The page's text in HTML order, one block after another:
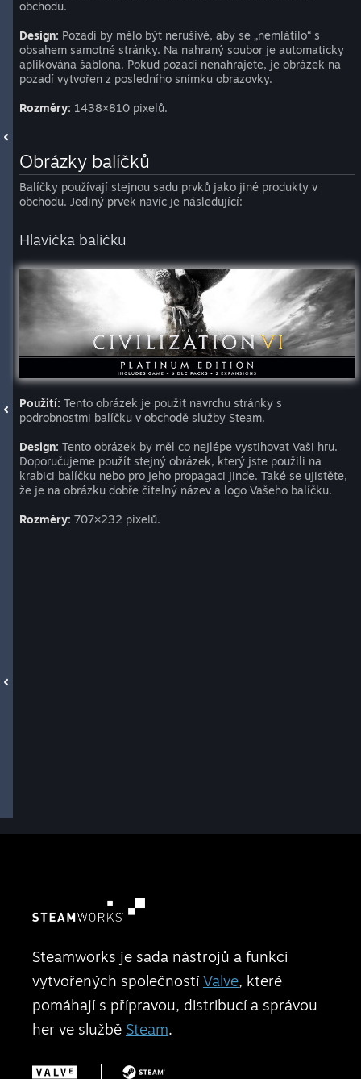
obchodu.
Design: Pozadí by mělo být nerušivé, aby se „nemlátilo“ s
obsahem samotné stránky. Na nahraný soubor je automaticky
aplikována šablona. Pokud pozadí nenahrajete, je obrázek na
pozadí vytvořen z posledního snímku obrazovky.
Rozměry: 1438×810 pixelů.
Obrázky balíčků
Balíčky používají stejnou sadu prvků jako jiné produkty v
obchodu. Jediný prvek navíc je následující:
Hlavička balíčku
Použití: Tento obrázek je použit navrchu stránky s
podrobnostmi balíčku v obchodě služby Steam.
Design: Tento obrázek by měl co nejlépe vystihovat Vaši hru.
Doporučujeme použít stejný obrázek, který jste použili na
krabici balíčku nebo pro jeho propagaci jinde. Také se ujistěte,
že je na obrázku dobře čitelný název a logo Vašeho balíčku.
Rozměry: 707×232 pixelů.
Steamworks je sada nástrojů a funkcí
vytvořených společností Valve, které
pomáhají s přípravou, distribucí a správou
her ve službě Steam.